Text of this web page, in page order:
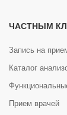
ЧАСТНЫМ
Запись на
Каталог
Прием врачей